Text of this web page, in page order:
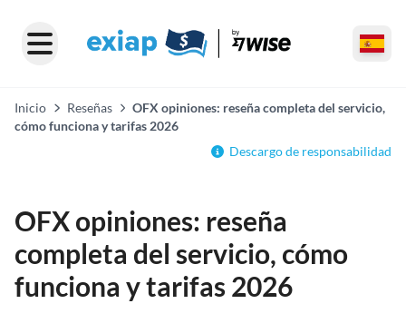
Inicio Reseñas
OFX opiniones: reseña completa del servicio,
cómo funciona y tarifas 2026
Descargo de responsabilidad
OFX opiniones: reseña
completa del servicio, cómo
funciona y tarifas 2026